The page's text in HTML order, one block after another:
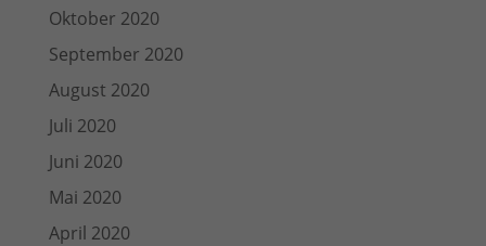
Oktober 2020
September 2020
August 2020
Juli 2020
Juni 2020
Mai 2020
April 2020